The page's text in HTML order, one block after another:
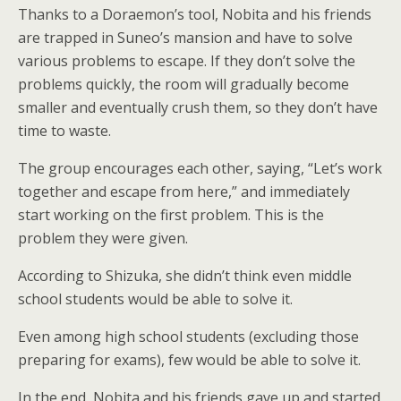
Thanks to a Doraemon’s tool, Nobita and his friends
are trapped in Suneo’s mansion and have to solve
various problems to escape. If they don’t solve the
problems quickly, the room will gradually become
smaller and eventually crush them, so they don’t have
time to waste.
The group encourages each other, saying, “Let’s work
together and escape from here,” and immediately
start working on the first problem. This is the
problem they were given.
According to Shizuka, she didn’t think even middle
school students would be able to solve it.
Even among high school students (excluding those
preparing for exams), few would be able to solve it.